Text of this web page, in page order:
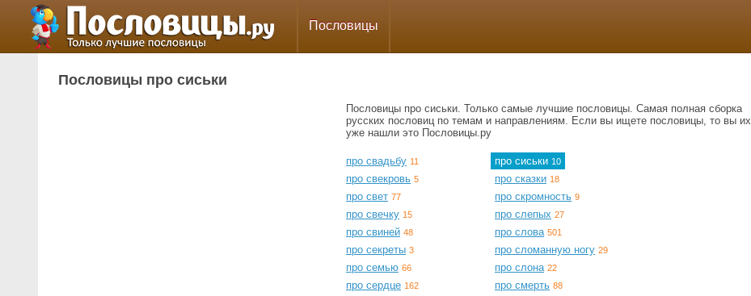
Пословицы
Пословицы про сиськи
Пословицы про сиськи. Только самые лучшие пословицы. Самая полная сборка
русских пословиц по темам и направлениям. Если вы ищете пословицы, то вы их
уже нашли это Пословицы.ру
про свадьбу 11
про свекровь 5
про свет 77
про свечку 15
про свиней 48
про секреты 3
про семью 66
про сердце 162
про сиськи 10
про сказки 18
про скромность 9
про слепых 27
про слова 501
про сломанную ногу 29
про слона 22
про смерть 88